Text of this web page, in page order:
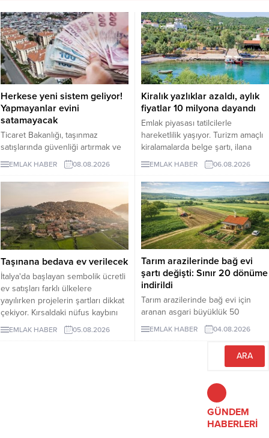
Herkese yeni sistem geliyor!
Yapmayanlar evini
satamayacak
Ticaret Bakanlığı, taşınmaz
satışlarında güvenliği artırmak ve
dolandırıcılık riskini azaltmak
amacıyla hayata geçireceği
Güvenli Ödeme Sistemi'nin
2026'ya erteledi. Düzenlemeyle
birlikte konut ve diğer taşınmaz
alım satımlarında ödeme
işlemlerinin daha güvenli bir
hedefleniyor.
EMLAK HABER 08.08.2026
Kiralık yazlıklar azaldı, aylık
fiyatlar 10 milyona dayandı
Emlak piyasası tatilcilerle
hareketlilik yaşıyor. Turizm amaçlı
kiralamalarda belge şartı, ilana
çıkan günlük kiralık mülk sayısını 7
binin altına düşürürken, fiyatlar da
yukarı çıktı. Akdeniz ve Ege’de
yazlıkların günlük kirası 6 bin lira
ile 75 bin lira arasında değişti.
Lüks villaların aylık kira tutarları 10
milyon liraya kadar yükseldi.
Sektör...
EMLAK HABER 06.08.2026
Taşınana bedava ev verilecek
İtalya'da başlayan sembolik ücretli
ev satışları farklı ülkelere
yayılırken projelerin şartları dikkat
çekiyor. Kırsaldaki nüfus kaybını
önlemeyi amaçlayan
uygulamalarda evler ücretsiz veya
EMLAK HABER 05.08.2026
Tarım arazilerinde bağ evi
şartı değişti: Sınır 20 dönüme
indirildi
Tarım arazilerinde bağ evi için
aranan asgari büyüklük 50
dönümden 20 dönüme indirildi.
Düzenleme, izinsiz bungalovları
otomatik olarak yasallaştırmıyor.
EMLAK HABER 04.08.2026
GÜNDEM
HABERLERİ